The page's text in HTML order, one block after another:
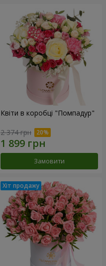
Квіти в коробці "Помпадур"
2 374 грн
Замовити